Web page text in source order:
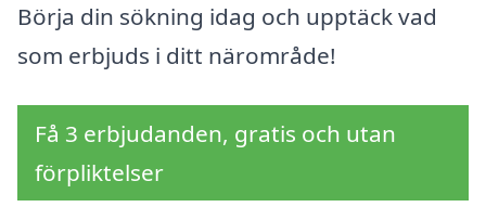
Börja din sökning idag och upptäck vad
som erbjuds i ditt närområde!
Få 3 erbjudanden, gratis och utan
förpliktelser